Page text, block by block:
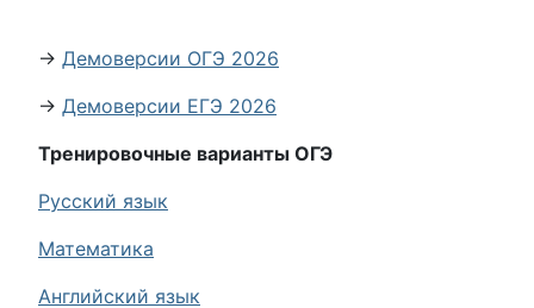
→ Демоверсии ОГЭ 2026
→ Демоверсии ЕГЭ 2026
Тренировочные варианты ОГЭ
Русский язык
Математика
Английский язык